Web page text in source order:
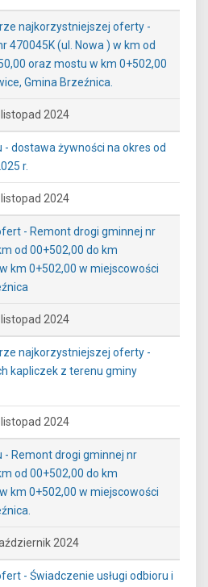
najkorzystniejszej oferty -
470045K (ul. Nowa ) w km od
oraz mostu w km 0+502,00
Gmina Brzeźnica.
2024
- dostawa żywności na okres od
r.
2024
- Remont drogi gminnej nr
od 00+502,00 do km
km 0+502,00 w miejscowości
2024
najkorzystniejszej oferty -
kapliczek z terenu gminy
2024
- Remont drogi gminnej nr
od 00+502,00 do km
km 0+502,00 w miejscowości
2024
- Świadczenie usługi odbioru i